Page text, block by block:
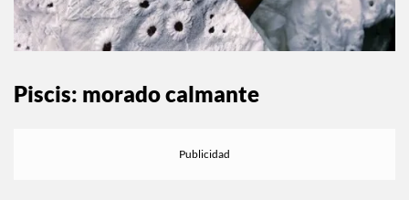
Piscis: morado calmante